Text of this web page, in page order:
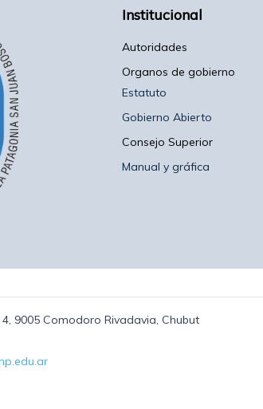
Institucional
Autoridades
Organos de gobierno
Estatuto
Gobierno Abierto
Consejo Superior
Manual y gráfica
9005 Comodoro Rivadavia, Chubut